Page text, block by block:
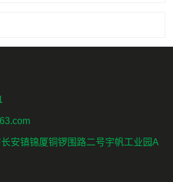
安镇锦厦铜锣围路二号宇帆工业园A